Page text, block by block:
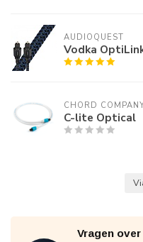
AUDIOQUEST
Vodka
CHORD
C-lite Optical
Vragen